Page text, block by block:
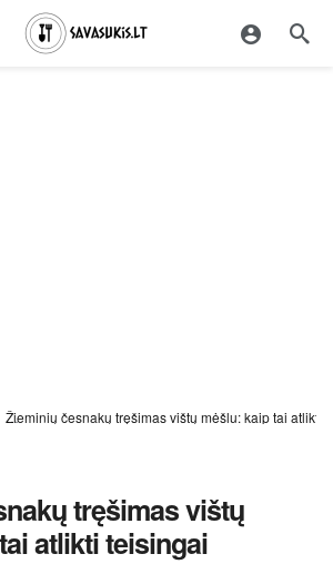
Žieminių česnakų tręšimas vištų mėšlu: kaip tai atlikti
tręšimas vištų
atlikti teisingai